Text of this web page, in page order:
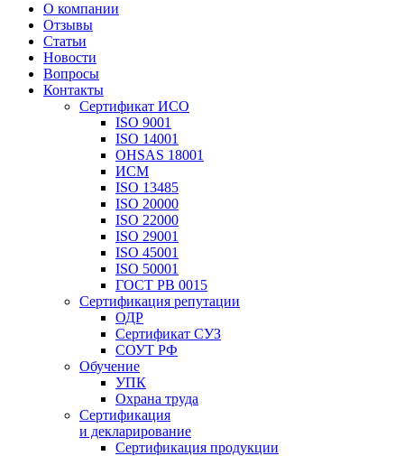
О компании
Отзывы
Статьи
Новости
Вопросы
Контакты
Сертификат ИСО
ISO 9001
ISO 14001
OHSAS 18001
ИСМ
ISO 13485
ISO 20000
ISO 22000
ISO 29001
ISO 45001
ISO 50001
ГОСТ РВ 0015
Сертификация репутации
ОДР
Сертификат СУЗ
СОУТ РФ
Обучение
УПК
Охрана труда
Сертификация
и декларирование
Сертификация продукции